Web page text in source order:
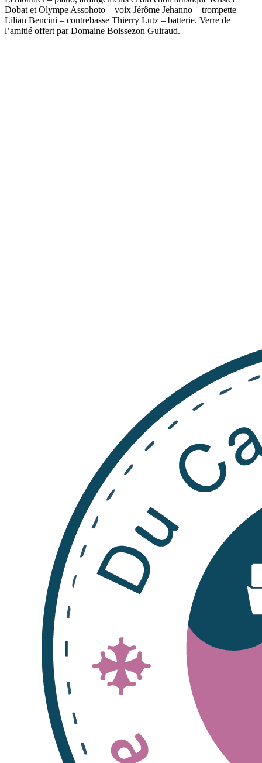
Dobat et Olympe Assohoto – voix Jérôme Jehanno – trompette
Lilian Bencini – contrebasse Thierry Lutz – batterie. Verre de
l’amitié offert par Domaine Boissezon Guiraud.